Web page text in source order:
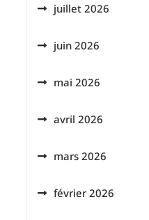
juillet 2026
juin 2026
mai 2026
avril 2026
mars 2026
février 2026